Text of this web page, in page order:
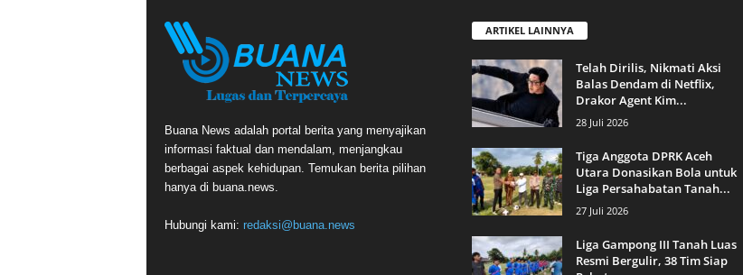
Buana News adalah portal berita yang menyajikan
informasi faktual dan mendalam, menjangkau
berbagai aspek kehidupan. Temukan berita pilihan
hanya di buana.news.
Hubungi kami: redaksi@buana.news
ARTIKEL LAINNYA
Telah Dirilis, Nikmati Aksi
Balas Dendam di Netflix,
Drakor Agent Kim...
28 Juli 2026
Tiga Anggota DPRK Aceh
Utara Donasikan Bola untuk
Liga Persahabatan Tanah...
27 Juli 2026
Liga Gampong III Tanah Luas
Resmi Bergulir, 38 Tim Siap